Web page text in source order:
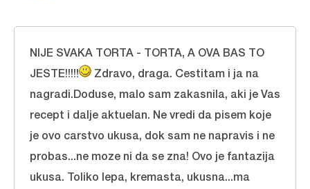
NIJE SVAKA TORTA - TORTA, A OVA BAS TO
JESTE!!!!!
Zdravo, draga. Cestitam i ja na
nagradi.Doduse, malo sam zakasnila, aki je Vas
recept i dalje aktuelan. Ne vredi da pisem koje
je ovo carstvo ukusa, dok sam ne napravis i ne
probas...ne moze ni da se zna! Ovo je fantazija
ukusa. Toliko lepa, kremasta, ukusna...ma